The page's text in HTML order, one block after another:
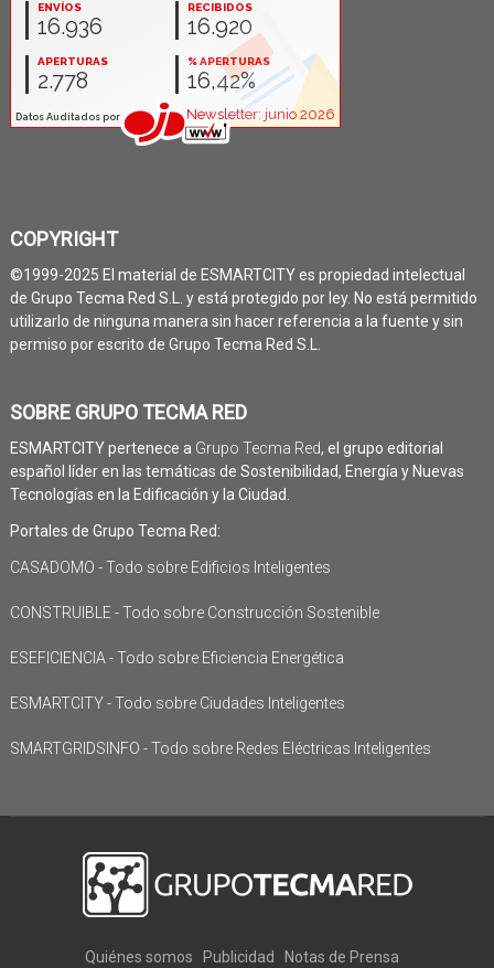
COPYRIGHT
©1999-2025 El material de ESMARTCITY es propiedad intelectual
de Grupo Tecma Red S.L. y está protegido por ley. No está permitido
utilizarlo de ninguna manera sin hacer referencia a la fuente y sin
permiso por escrito de Grupo Tecma Red S.L.
SOBRE GRUPO TECMA RED
ESMARTCITY pertenece a Grupo Tecma Red, el grupo editorial
español líder en las temáticas de Sostenibilidad, Energía y Nuevas
Tecnologías en la Edificación y la Ciudad.
Portales de Grupo Tecma Red:
CASADOMO - Todo sobre Edificios Inteligentes
CONSTRUIBLE - Todo sobre Construcción Sostenible
ESEFICIENCIA - Todo sobre Eficiencia Energética
ESMARTCITY - Todo sobre Ciudades Inteligentes
SMARTGRIDSINFO - Todo sobre Redes Eléctricas Inteligentes
Quiénes somos Publicidad Notas de Prensa